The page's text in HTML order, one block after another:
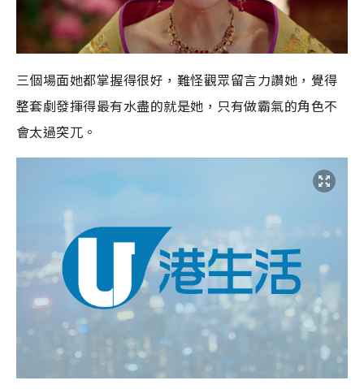
三個場面她都掌握得很好，難怪觀眾留言力讚她，覺得
整套劇發揮得最有水盡的就是她，只有做霸氣的角色不
會太過突兀。